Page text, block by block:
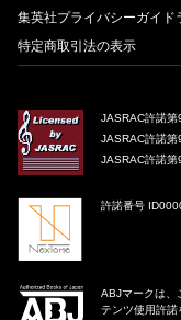
集英社プライバシーガイド
特定商取引法の表示
JASRAC許諾
JASRAC許諾
JASRAC許諾
許諾番号
ABJマークは、
テンツ使用許諾